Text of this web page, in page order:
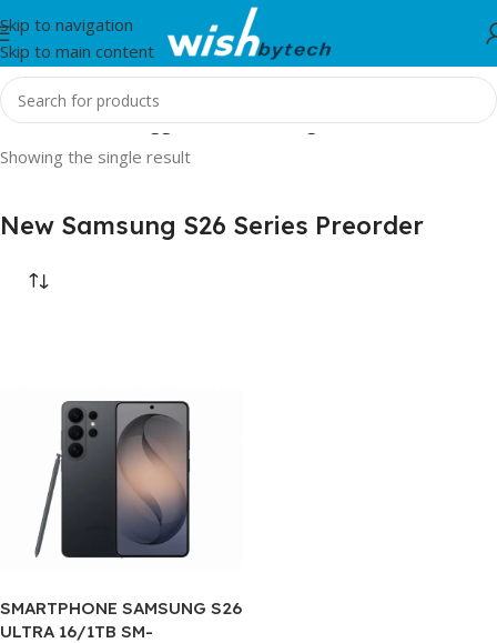
Skip to navigation
Skip to main content
Home/Products tagged “New Samsung S26 Series Preorder”
Showing the single result
New Samsung S26 Series Preorder
SMARTPHONE SAMSUNG S26
ULTRA 16/1TB SM-